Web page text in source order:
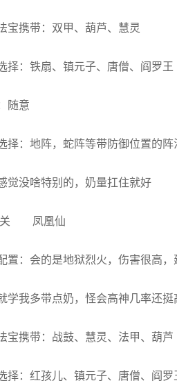
宝携带：双甲、葫芦、慧灵
择：铁扇、镇元子、唐僧、阎罗王
随意
择：地阵，蛇阵等带防御位置的阵
觉没啥特别的，奶量扛住就好
关 凤凰仙
置：会的是地狱烈火，伤害很高，
学我多带点奶，怪会高神几率还挺
宝携带：战鼓、慧灵、法甲、葫芦
择：红孩儿、镇元子、唐僧、阎罗